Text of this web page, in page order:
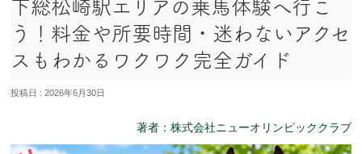
下総松崎駅エリアの乗馬体験へ行こ
う！料金や所要時間・迷わないアクセ
スもわかるワクワク完全ガイド
投稿日 : 2026年6月30日
著者：株式会社ニューオリンピッククラブ